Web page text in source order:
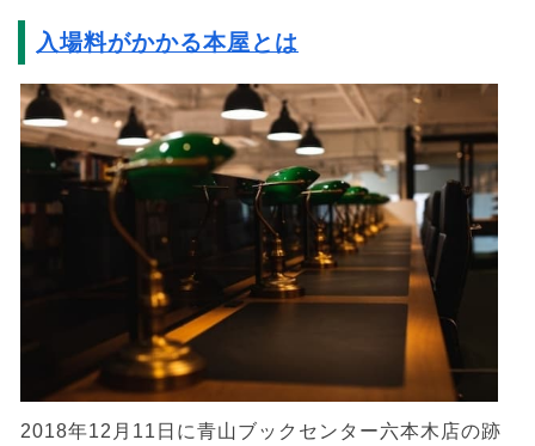
入場料がかかる本屋とは
2018年12月11日に青山ブックセンター六本木店の跡